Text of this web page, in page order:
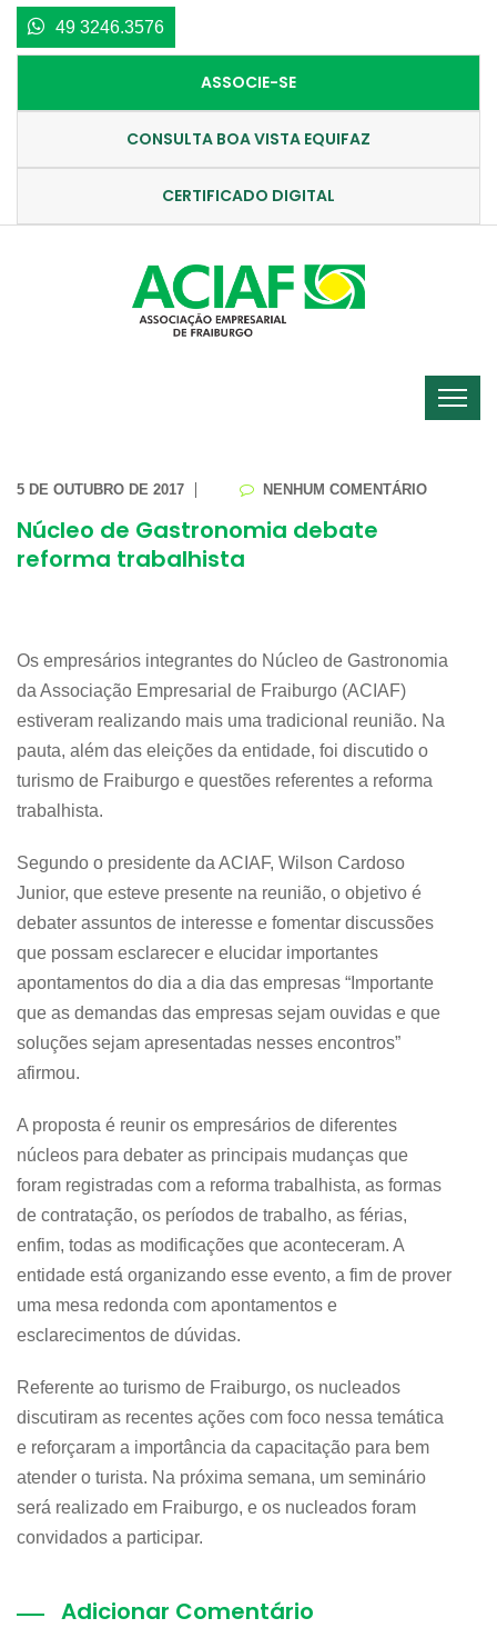
49 3246.3576
ASSOCIE-SE
CONSULTA BOA VISTA EQUIFAZ
CERTIFICADO DIGITAL
5 DE OUTUBRO DE 2017 NENHUM COMENTÁRIO
Núcleo de Gastronomia debate
reforma trabalhista
Os empresários integrantes do Núcleo de Gastronomia
da Associação Empresarial de Fraiburgo (ACIAF)
estiveram realizando mais uma tradicional reunião. Na
pauta, além das eleições da entidade, foi discutido o
turismo de Fraiburgo e questões referentes a reforma
trabalhista.
Segundo o presidente da ACIAF, Wilson Cardoso
Junior, que esteve presente na reunião, o objetivo é
debater assuntos de interesse e fomentar discussões
que possam esclarecer e elucidar importantes
apontamentos do dia a dia das empresas “Importante
que as demandas das empresas sejam ouvidas e que
soluções sejam apresentadas nesses encontros”
afirmou.
A proposta é reunir os empresários de diferentes
núcleos para debater as principais mudanças que
foram registradas com a reforma trabalhista, as formas
de contratação, os períodos de trabalho, as férias,
enfim, todas as modificações que aconteceram. A
entidade está organizando esse evento, a fim de prover
uma mesa redonda com apontamentos e
esclarecimentos de dúvidas.
Referente ao turismo de Fraiburgo, os nucleados
discutiram as recentes ações com foco nessa temática
e reforçaram a importância da capacitação para bem
atender o turista. Na próxima semana, um seminário
será realizado em Fraiburgo, e os nucleados foram
convidados a participar.
Adicionar Comentário